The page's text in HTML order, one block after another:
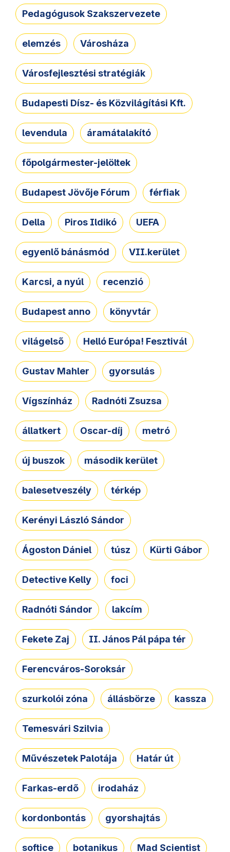
Pedagógusok Szakszervezete
elemzés Városháza
Városfejlesztési stratégiák
Budapesti Dísz- és Közvilágítási Kft.
levendula áramátalakító
főpolgármester-jelöltek
Budapest Jövője Fórum férfiak
Della Piros Ildikó UEFA
egyenlő bánásmód VII.kerület
Karcsi, a nyúl recenzió
Budapest anno könyvtár
világelső Helló Európa! Fesztivál
Gustav Mahler gyorsulás
Vígszínház Radnóti Zsuzsa
állatkert Oscar-díj metró
új buszok második kerület
balesetveszély térkép
Kerényi László Sándor
Ágoston Dániel túsz Kürti Gábor
Detective Kelly foci
Radnóti Sándor lakcím
Fekete Zaj II. János Pál pápa tér
Ferencváros-Soroksár
szurkolói zóna állásbörze kassza
Temesvári Szilvia
Művészetek Palotája Határ út
Farkas-erdő irodaház
kordonbontás gyorshajtás
softice botanikus Mad Scientist